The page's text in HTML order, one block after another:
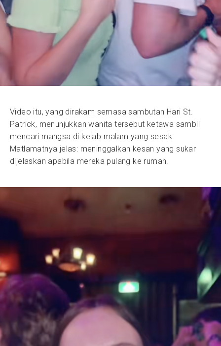
Video itu, yang dirakam semasa sambutan Hari St.
Patrick, menunjukkan wanita tersebut ketawa sambil
mencari mangsa di kelab malam yang sesak.
Matlamatnya jelas: meninggalkan kesan yang sukar
dijelaskan apabila mereka pulang ke rumah.